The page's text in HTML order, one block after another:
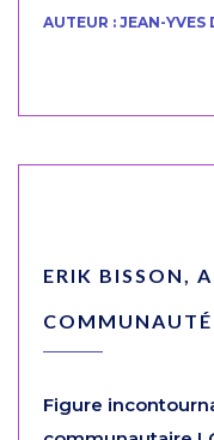
AUTEUR : JEAN-YVES
ERIK BISSON,
COMMUNAUTÉ
Figure